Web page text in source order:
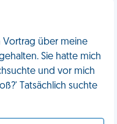
Vortrag über meine
Sie hatte mich
und vor mich
Tatsächlich suchte